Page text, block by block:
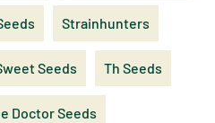
Strainhunters
Seeds Th Seeds
Doctor Seeds